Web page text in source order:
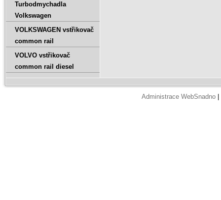
Turbodmychadla
Volkswagen
VOLKSWAGEN vstřikovač
common rail
VOLVO vstřikovač
common rail diesel
Administrace WebSnadno|